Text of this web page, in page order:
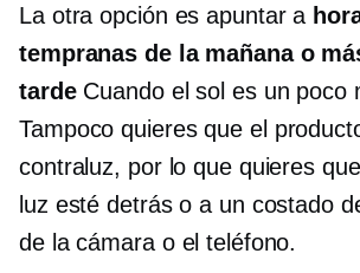
La otra opción es apuntar a
tempranas de la mañana o
tardeCuando el sol es un poco
Tampoco quieres que el
contraluz, por lo que quieres
luz esté detrás o a un costado
de la cámara o el teléfono.